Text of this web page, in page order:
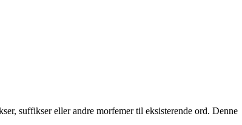
suffikser eller andre morfemer til eksisterende ord. Denne